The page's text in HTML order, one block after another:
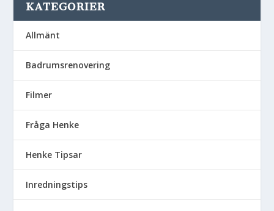
KATEGORIER
Allmänt
Badrumsrenovering
Filmer
Fråga Henke
Henke Tipsar
Inredningstips